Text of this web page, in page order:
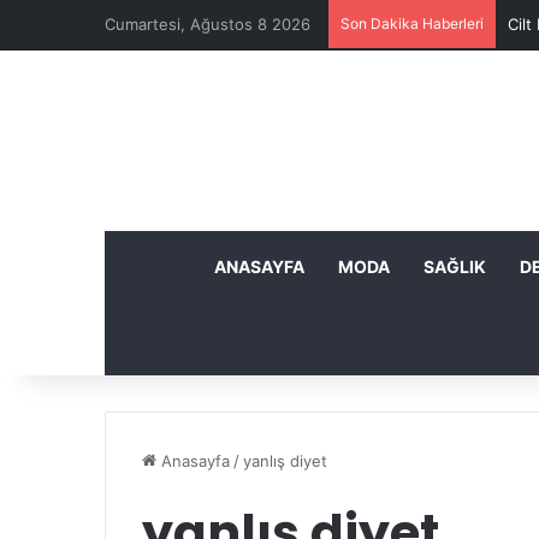
Cumartesi, Ağustos 8 2026 Son Dakika Haberleri Cilt
ANASAYFA MODA SAĞLIK
Anasayfa /yanlış diyet